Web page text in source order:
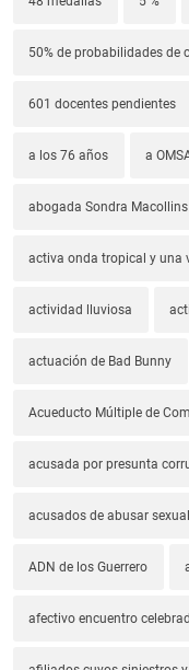
50% de probabilidades de
601 docentes pendientes
a los 76 años a
abogada Sondra Macollins
activa onda tropical y una
actividad lluviosa
actuación de Bad Bunny
Acueducto Múltiple de
acusada por presunta
acusados de abusar
ADN de los Guerrero
afectivo encuentro